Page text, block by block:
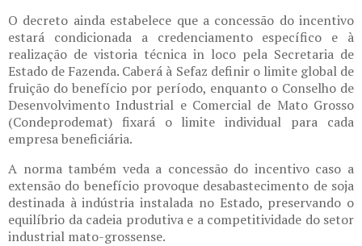
O decreto ainda estabelece que a concessão do incentivo
estará condicionada a credenciamento específico e à
realização de vistoria técnica in loco pela Secretaria de
Estado de Fazenda. Caberá à Sefaz definir o limite global de
fruição do benefício por período, enquanto o Conselho de
Desenvolvimento Industrial e Comercial de Mato Grosso
(Condeprodemat) fixará o limite individual para cada
empresa beneficiária.
A norma também veda a concessão do incentivo caso a
extensão do benefício provoque desabastecimento de soja
destinada à indústria instalada no Estado, preservando o
equilíbrio da cadeia produtiva e a competitividade do setor
industrial mato-grossense.